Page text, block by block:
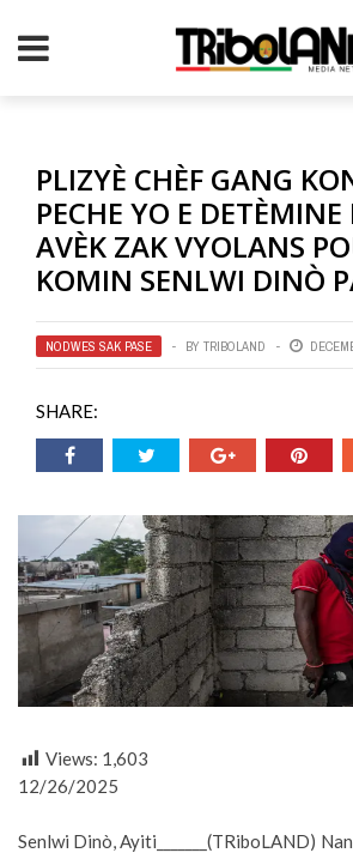
PLIZYÈ CHÈF GANG
PECHE YO E
AVÈK ZAK VYOLANS
KOMIN SENLWI DINÒ
NODWES SAK PASE BY TRIBOLAND
SHARE:
Views: 1,603
12/26/2025
Senlwi Dinò, Ayiti_______(TRiboLAND)